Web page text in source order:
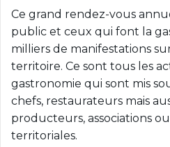
Ce grand rendez-vous
public et ceux qui font la
milliers de manifestations
territoire. Ce sont tous les
gastronomie qui sont mis
chefs, restaurateurs mais
producteurs, associations
territoriales.